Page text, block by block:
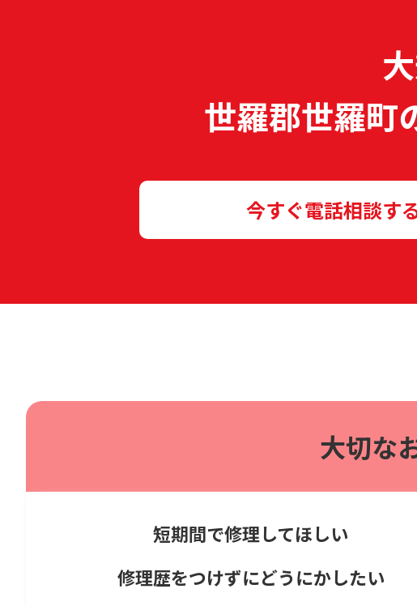
世羅郡世羅町
今すぐ電話相談す
大切な
短期間で修理してほしい
修理歴をつけずにどうにかしたい